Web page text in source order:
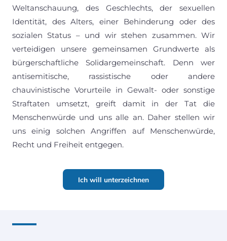
Weltanschauung, des Geschlechts, der sexuellen
Identität, des Alters, einer Behinderung oder des
sozialen Status – und wir stehen zusammen. Wir
verteidigen unsere gemeinsamen Grundwerte als
bürgerschaftliche Solidargemeinschaft. Denn wer
antisemitische, rassistische oder andere
chauvinistische Vorurteile in Gewalt- oder sonstige
Straftaten umsetzt, greift damit in der Tat die
Menschenwürde und uns alle an. Daher stellen wir
uns einig solchen Angriffen auf Menschenwürde,
Recht und Freiheit entgegen.
Ich will unterzeichnen